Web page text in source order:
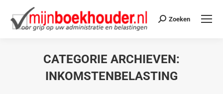
Zoeken
CATEGORIE ARCHIEVEN:
INKOMSTENBELASTING